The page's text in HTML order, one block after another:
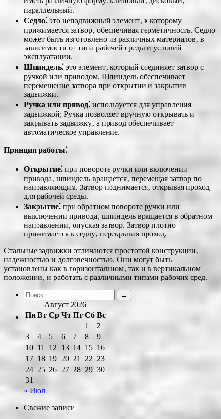
параллельный.
Седло⁚ это неподвижный элемент‚ к которому
прижимается затвор‚ обеспечивая герметичность. Седло
может быть изготовлено из различных материалов‚ в
зависимости от типа рабочей среды и условий
эксплуатации.
Шпиндель⁚ это элемент‚ который соединяет затвор с
ручкой или приводом. Шпиндель обеспечивает
перемещение затвора при открытии и закрытии
задвижки.
Ручка или привод⁚ используется для управления
задвижкой; Ручка позволяет вручную открывать и
закрывать задвижку‚ а привод обеспечивает
автоматическое управление.
Принцип работы⁚
Открытие⁚ при повороте ручки или включении
привода‚ шпиндель вращается‚ перемещая затвор по
направляющим. Затвор поднимается‚ открывая проход
для рабочей среды.
Закрытие⁚ при обратном повороте ручки или
выключении привода‚ шпиндель вращается в обратном
направлении‚ опуская затвор. Затвор плотно
прижимается к седлу‚ перекрывая проход.
Стальные задвижки отличаются простотой конструкции‚
надежностью и долговечностью. Они могут быть
установлены как в горизонтальном‚ так и в вертикальном
положении‚ и работать с различными типами рабочих сред.
Август 2026
Пн Вт Ср Чт Пт Сб Вс
1
2
3
4 5 6 7 8
9
10 11 12 13 14 15 16
17 18 19 20 21 22 23
24 25 26 27 28 29 30
31
« Июл
Свежие записи